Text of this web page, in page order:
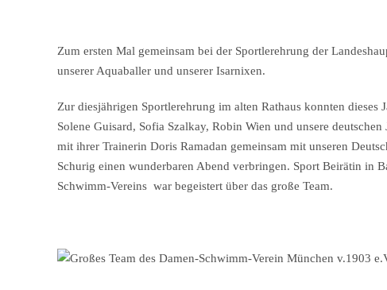
Zum ersten Mal gemeinsam bei der Sportlerehrung der
unserer Aquaballer und unserer Isarnixen.
Zur diesjährigen Sportlerehrung im alten Rathaus konnten dieses
Solene Guisard, Sofia Szalkay, Robin Wien und unsere
mit ihrer Trainerin Doris Ramadan gemeinsam mit unseren
Schurig einen wunderbaren Abend verbringen. Sport Beirätin in
Schwimm-Vereins war begeistert über das große Team.